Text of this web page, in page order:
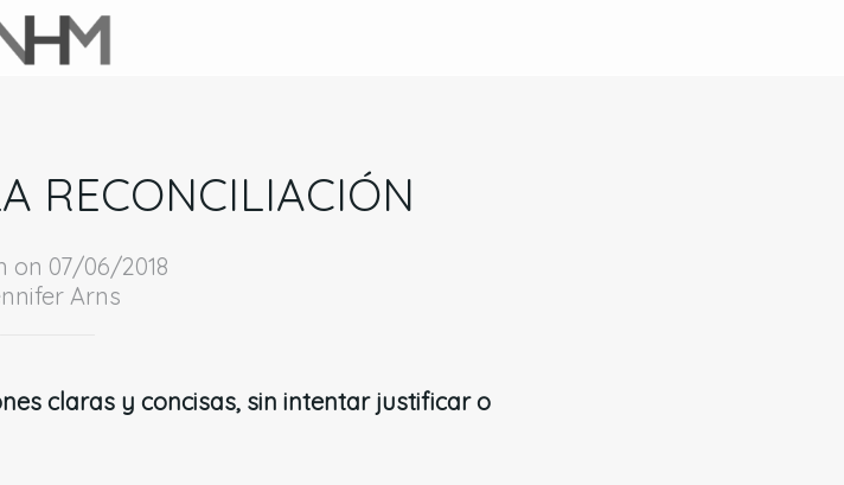
RECONCILIACIÓN
on 07/06/2018
Arns
claras y concisas, sin intentar justificar o